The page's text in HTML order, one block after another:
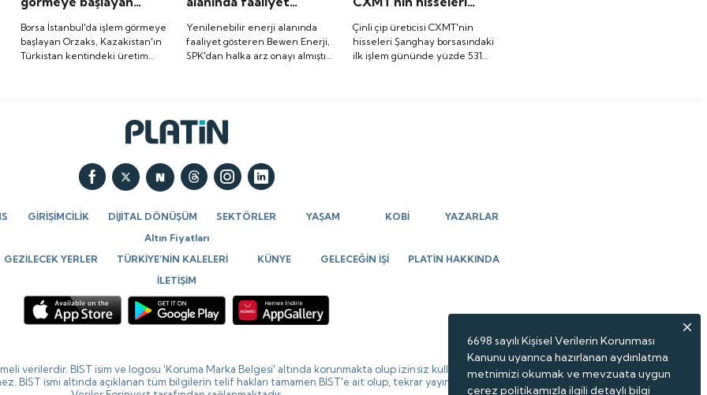
Orzaks, Kazakistan'ın
Türkistan kentindeki
üretim tesisi
Borsa İstanbul'da işlem görmeye
başlayan Orzaks, Kazakistan'ın
Türkistan kentindeki üretim
gösteren Bewen Enerji,
SPK'dan halka arz
onayı almıştı. Halka arz
Yenilenebilir enerji alanında
faaliyet gösteren Bewen Enerji,
SPK'dan halka arz onayı almıştı.
Şanghay borsasındaki
ilk işlem gününde
yüzde 531 oranında
Çinli çip üreticisi CXMT'nin
hisseleri Şanghay borsasındaki
ilk işlem gününde yüzde 531
GİRİŞİMCİLİK DİJİTAL DÖNÜŞÜM SEKTÖRLER YAŞAM KOBİ
YAZARLAR
Altın Fiyatları
GEZİLECEK YERLER TÜRKİYE’NİN KALELERİ KÜNYE GELECEĞİN İŞİ
PLATİN HAKKINDA
İLETİŞİM
verilerdir. BİST isim ve logosu 'Koruma Marka Belgesi' altında korunmakta olup izinsiz kullanılamaz,
BİST ismi altında açıklanan tüm bilgilerin telif hakları tamamen BİST'e ait olup, tekrar yayınlanamaz.
6698 sayılı Kişisel Verilerin Korunması
Kanunu uyarınca hazırlanan aydınlatma
metnimizi okumak ve mevzuata uygun
çerez politikamızla ilgili detaylı bilgi